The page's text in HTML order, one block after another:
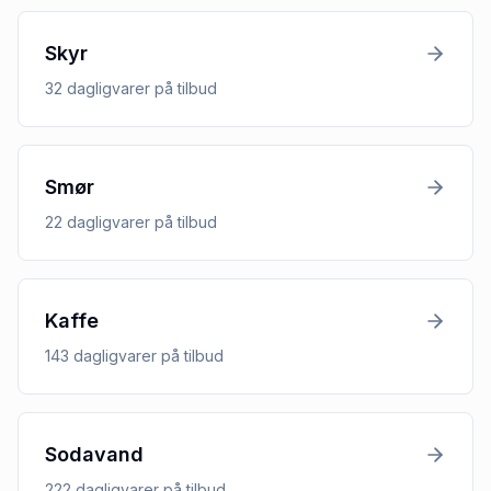
Skyr
32 dagligvarer på tilbud
Smør
22 dagligvarer på tilbud
Kaffe
143 dagligvarer på tilbud
Sodavand